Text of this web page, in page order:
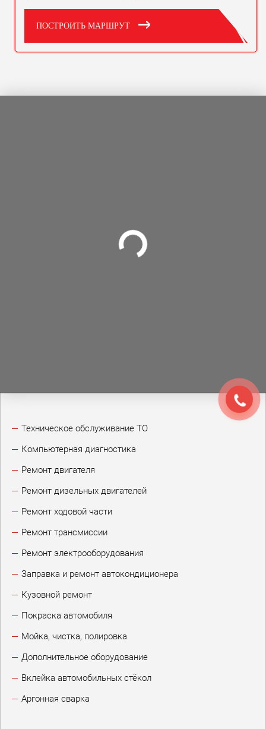
ПОСТРОИТЬ МАРШРУТ
Техническое обслуживание ТО
Компьютерная диагностика
Ремонт двигателя
Ремонт дизельных двигателей
Ремонт ходовой части
Ремонт трансмиссии
Ремонт электрооборудования
Заправка и ремонт автокондиционера
Кузовной ремонт
Покраска автомобиля
Мойка, чистка, полировка
Дополнительное оборудование
Вклейка автомобильных стёкол
Аргонная сварка